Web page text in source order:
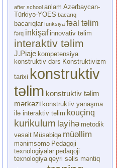
after school anlam Azərbaycan-
Türkiyə-YOES bacarıq
bacarıqlar funksiya fəal təlim
fərq inkişaf innovativ təlim
interaktiv təlim
J.Piaje kompetensiya
konstruktiv dərs Konstruktivizm
tarixi konstruktiv
təlim konstruktiv təlim
mərkəzi konstruktiv yanaşma
ilə interaktiv təlim kouçinq
kurikulum layihə metodik
vəsait Müsabiqə müəllim
mənimsəmə Pedagoji
texnologiyalar pedaqoji
texnologiya qeyri səlis məntiq